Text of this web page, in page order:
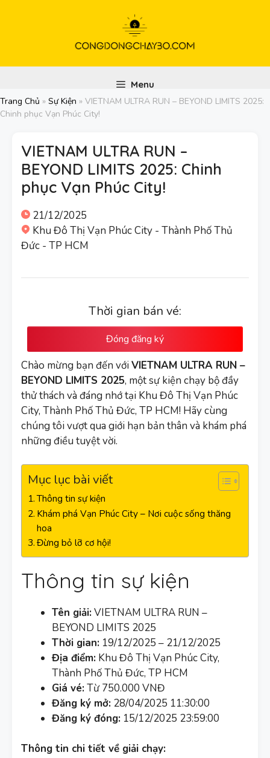
Menu
Trang Chủ » Sự Kiện » VIETNAM ULTRA RUN – BEYOND LIMITS 2025:
Chinh phục Vạn Phúc City!
VIETNAM ULTRA RUN –
BEYOND LIMITS 2025: Chinh
phục Vạn Phúc City!
21/12/2025
Khu Đô Thị Vạn Phúc City - Thành Phố Thủ
Đức - TP HCM
Thời gian bán vé:
Đóng đăng ký
Chào mừng bạn đến vớiVIETNAM ULTRA RUN –
BEYOND LIMITS 2025, một sự kiện chạy bộ đầy
thử thách và đáng nhớ tại Khu Đô Thị Vạn Phúc
City, Thành Phố Thủ Đức, TP HCM! Hãy cùng
chúng tôi vượt qua giới hạn bản thân và khám phá
những điều tuyệt vời.
Mục lục bài viết
Thông tin sự kiện
Khám phá Vạn Phúc City – Nơi cuộc sống thăng
hoa
Đừng bỏ lỡ cơ hội!
Thông tin sự kiện
Tên giải:VIETNAM ULTRA RUN –
BEYOND LIMITS 2025
Thời gian: 19/12/2025 – 21/12/2025
Địa điểm: Khu Đô Thị Vạn Phúc City,
Thành Phố Thủ Đức, TP HCM
Giá vé:Từ 750.000 VNĐ
Đăng ký mở: 28/04/2025 11:30:00
Đăng ký đóng: 15/12/2025 23:59:00
Thông tin chi tiết về giải chạy: